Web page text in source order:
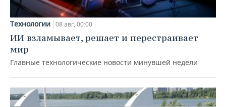
Технологии 08 авг, 00:00
ИИ взламывает, решает и перестраивает
мир
Главные технологические новости минувшей недели